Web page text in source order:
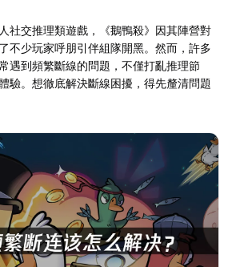
社交推理類遊戲，《鵝鴨殺》因其陣營對
不少玩家呼朋引伴組隊開黑。然而，許多
遇到頻繁斷線的問題，不僅打亂推理節
驗。想徹底解決斷線困擾，得先釐清問題